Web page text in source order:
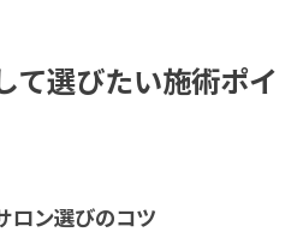
て選びたい施術ポイ
ロン選びのコツ